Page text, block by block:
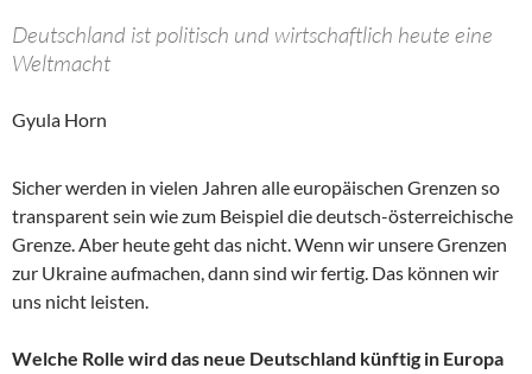
Deutschland ist politisch und wirtschaftlich heute eine
Weltmacht
Gyula Horn
Sicher werden in vielen Jahren alle europäischen Grenzen so
transparent sein wie zum Beispiel die deutsch-österreichische
Grenze. Aber heute geht das nicht. Wenn wir unsere Grenzen
zur Ukraine aufmachen, dann sind wir fertig. Das können wir
uns nicht leisten.
Welche Rolle wird das neue Deutschland künftig in Europa